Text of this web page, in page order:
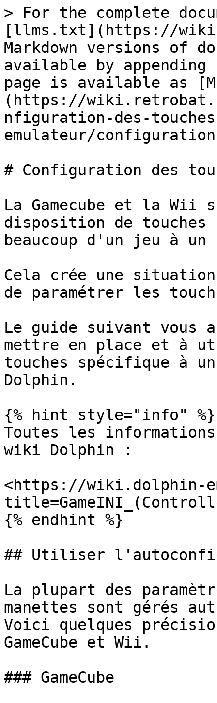
> For the complete
[llms.txt](https://
Markdown versions of
available by
page is available as
(https://
nfiguration-des-
emulateur/
# Configuration des
La Gamecube et la Wii
disposition de
beaucoup d'un jeu à
Cela crée une
de paramétrer les
Le guide suivant vous
mettre en place et à
touches spécifique à
Dolphin.
{% hint style="info" %}
Toutes les
wiki Dolphin :
<https://wiki.dolphin-
{% endhint %}
## Utiliser
La plupart des
manettes sont gérés
Voici quelques
GameCube et Wii.
### GameCube